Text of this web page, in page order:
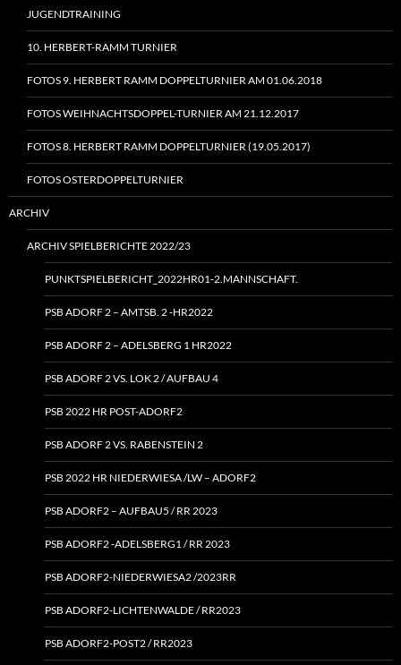
JUGENDTRAINING
10. HERBERT-RAMM TURNIER
FOTOS 9. HERBERT RAMM DOPPELTURNIER AM 01.06.2018
FOTOS WEIHNACHTSDOPPEL-TURNIER AM 21.12.2017
FOTOS 8. HERBERT RAMM DOPPELTURNIER (19.05.2017)
FOTOS OSTERDOPPELTURNIER
ARCHIV
ARCHIV SPIELBERICHTE 2022/23
PUNKTSPIELBERICHT_2022HR01‑2.MANNSCHAFT.
PSB ADORF 2 – AMTSB. 2 ‑HR2022
PSB ADORF 2 – ADELSBERG 1 HR2022
PSB ADORF 2 VS. LOK 2 / AUFBAU 4
PSB 2022 HR POST-ADORF2
PSB ADORF 2 VS. RABENSTEIN 2
PSB 2022 HR NIEDERWIESA /LW – ADORF2
PSB ADORF2 – AUFBAU5 / RR 2023
PSB ADORF2 ‑ADELSBERG1 / RR 2023
PSB ADORF2-NIEDERWIESA2 /2023RR
PSB ADORF2-LICHTENWALDE / RR2023
PSB ADORF2-POST2 / RR2023